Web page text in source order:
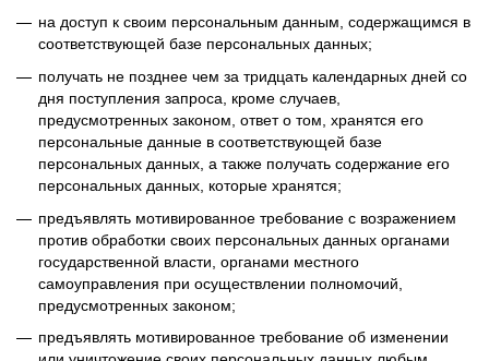
на доступ к своим персональным данным, содержащимся в
соответствующей базе персональных данных;
получать не позднее чем за тридцать календарных дней со
дня поступления запроса, кроме случаев,
предусмотренных законом, ответ о том, хранятся его
персональные данные в соответствующей базе
персональных данных, а также получать содержание его
персональных данных, которые хранятся;
предъявлять мотивированное требование с возражением
против обработки своих персональных данных органами
государственной власти, органами местного
самоуправления при осуществлении полномочий,
предусмотренных законом;
предъявлять мотивированное требование об изменении